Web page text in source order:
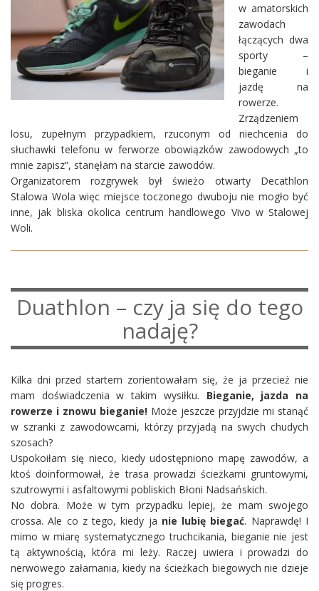
w amatorskich
zawodach
łączących dwa
sporty –
bieganie i
jazdę na
rowerze.
Zrządzeniem
losu, zupełnym przypadkiem, rzuconym od niechcenia do
słuchawki telefonu w ferworze obowiązków zawodowych „to
mnie zapisz”, stanęłam na starcie zawodów.
Organizatorem rozgrywek był świeżo otwarty Decathlon
Stalowa Wola więc miejsce toczonego dwuboju nie mogło być
inne, jak bliska okolica centrum handlowego Vivo w Stalowej
Woli.
Duathlon – czy ja się do tego
nadaję?
Kilka dni przed startem zorientowałam się, że ja przecież nie
mam doświadczenia w takim wysiłku. Bieganie, jazda na
rowerze i znowu bieganie! Może jeszcze przyjdzie mi stanąć
w szranki z zawodowcami, którzy przyjadą na swych chudych
szosach?
Uspokoiłam się nieco, kiedy udostępniono mapę zawodów, a
ktoś doinformował, że trasa prowadzi ścieżkami gruntowymi,
szutrowymi i asfaltowymi pobliskich Błoni Nadsańskich.
No dobra. Może w tym przypadku lepiej, że mam swojego
crossa. Ale co z tego, kiedy ja nie lubię biegać. Naprawdę! I
mimo w miarę systematycznego truchcikania, bieganie nie jest
tą aktywnością, która mi leży. Raczej uwiera i prowadzi do
nerwowego załamania, kiedy na ścieżkach biegowych nie dzieje
się progres.